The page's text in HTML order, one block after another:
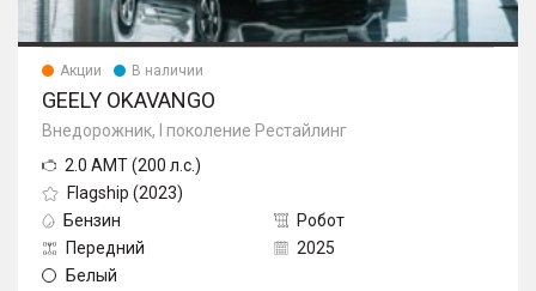
Акции В наличии
GEELY OKAVANGO
Внедорожник, I поколение Рестайлинг
2.0 AMT (200 л.с.)
Flagship (2023)
Бензин
Робот
Передний
2025
Белый